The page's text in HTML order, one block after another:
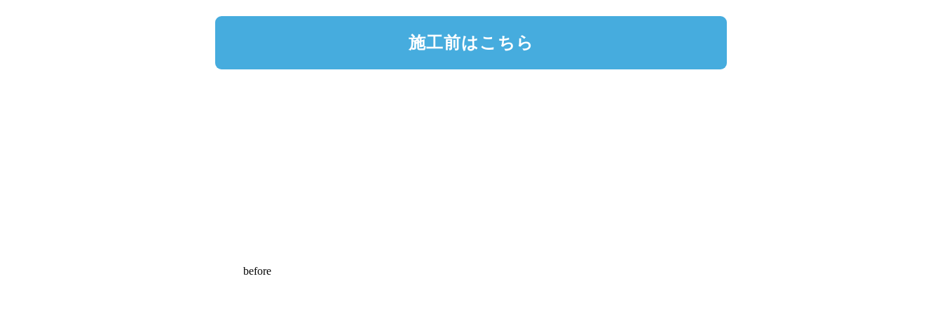
施工前はこちら
before